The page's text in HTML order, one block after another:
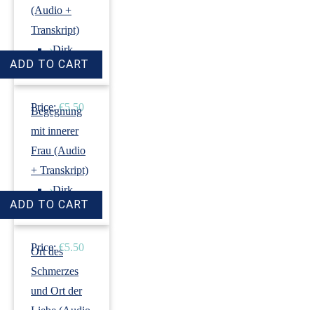
(Audio +
Transkript)
›Dirk
Revenstorf
Price: €5.50
Begegnung
mit innerer
Frau (Audio
+ Transkript)
›Dirk
Revenstorf
Price: €5.50
Ort des
Schmerzes
und Ort der